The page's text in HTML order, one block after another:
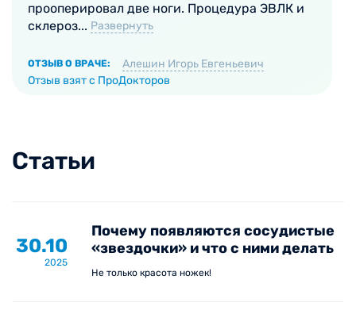
прооперировал две ноги. Процедура ЭВЛК и
склероз... Развернуть
ОТЗЫВ О ВРАЧЕ:
Алешин Игорь Евгеньевич
Отзыв взят с ПроДокторов
Статьи
30.10
2025
Почему появляются сосудистые
«звездочки» и что с ними делать
Не только красота ножек!